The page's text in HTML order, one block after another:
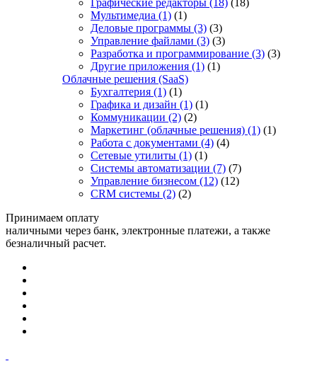
Графические редакторы (18) (18)
Мультимедиа (1) (1)
Деловые программы (3) (3)
Управление файлами (3) (3)
Разработка и программирование (3) (3)
Другие приложения (1) (1)
Облачные решения (SaaS)
Бухгалтерия (1) (1)
Графика и дизайн (1) (1)
Коммуникации (2) (2)
Маркетинг (облачные решения) (1) (1)
Работа с документами (4) (4)
Сетевые утилиты (1) (1)
Системы автоматизации (7) (7)
Управление бизнесом (12) (12)
CRM системы (2) (2)
Принимаем оплату
наличными через банк, электронные платежи, а также
безналичный расчет.